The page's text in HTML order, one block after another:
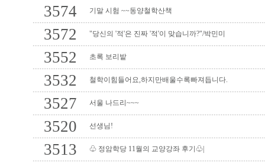
3574 기말 시험 ~~동양철학산책
3572 "당신의 '적'은 진짜 '적'이 맞습니까?"/박민미
3552 초록 보리밭
3532 철학이힘들어요,하지만배울수록빠져듭니다.
3527 서울 나드리~~~
3520 선생님!
3513 ♧ 정암학당 11월의 교양강좌 후기♧|